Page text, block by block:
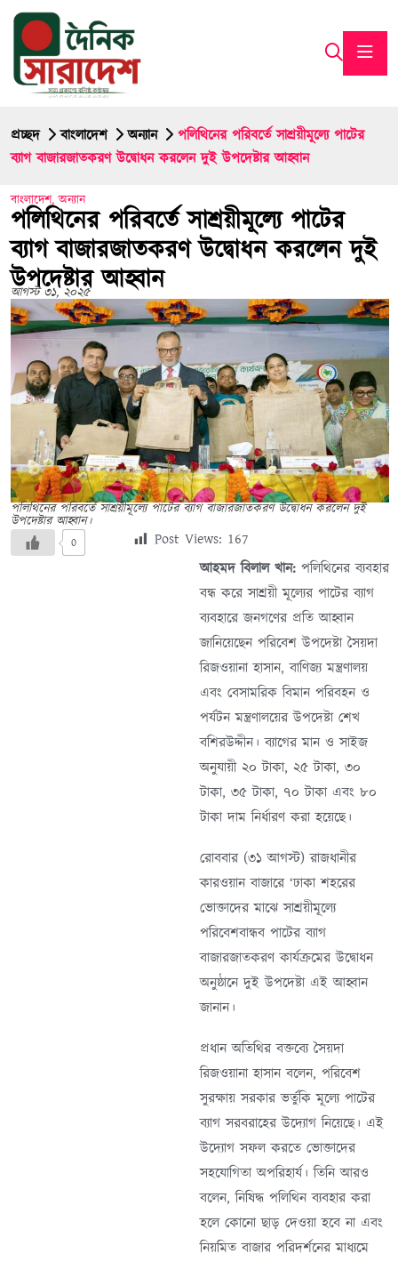
প্রচ্ছদ বাংলাদেশ অন্যান
পলিথিনের পরিবর্তে সাশ্রয়ীমূল্যে পাটের
ব্যাগ বাজারজাতকরণ উদ্বোধন করলেন দুই উপদেষ্টার আহ্বান
বাংলাদেশ,অন্যান
পলিথিনের পরিবর্তে সাশ্রয়ীমূল্যে পাটের
ব্যাগ বাজারজাতকরণ উদ্বোধন করলেন দুই
উপদেষ্টার আহ্বান
আগস্ট ৩১, ২০২৫
পলিথিনের পরিবর্তে সাশ্রয়ীমূল্যে পাটের ব্যাগ বাজারজাতকরণ উদ্বোধন করলেন দুই
উপদেষ্টার আহ্বান।
0 Post Views: 167
আহমদ বিলাল খান: পলিথিনের ব্যবহার
বন্ধ করে সাশ্রয়ী মূল্যের পাটের ব্যাগ
ব্যবহারে জনগণের প্রতি আহ্বান
জানিয়েছেন পরিবেশ উপদেষ্টা সৈয়দা
রিজওয়ানা হাসান, বাণিজ্য মন্ত্রণালয়
এবং বেসামরিক বিমান পরিবহন ও
পর্যটন মন্ত্রণালয়ের উপদেষ্টা শেখ
বশিরউদ্দীন। ব্যাগের মান ও সাইজ
অনুযায়ী ২০ টাকা, ২৫ টাকা, ৩০
টাকা, ৩৫ টাকা, ৭০ টাকা এবং ৮০
টাকা দাম নির্ধারণ করা হয়েছে।
রোববার (৩১ আগস্ট) রাজধানীর
কারওয়ান বাজারে ‘ঢাকা শহরের
ভোক্তাদের মাঝে সাশ্রয়ীমূল্যে
পরিবেশবান্ধব পাটের ব্যাগ
বাজারজাতকরণ কার্যক্রমের উদ্বোধন
অনুষ্ঠানে দুই উপদেষ্টা এই আহ্বান
জানান।
প্রধান অতিথির বক্তব্যে সৈয়দা
রিজওয়ানা হাসান বলেন, পরিবেশ
সুরক্ষায় সরকার ভর্তুকি মূল্যে পাটের
ব্যাগ সরবরাহের উদ্যোগ নিয়েছে। এই
উদ্যোগ সফল করতে ভোক্তাদের
সহযোগিতা অপরিহার্য। তিনি আরও
বলেন, নিষিদ্ধ পলিথিন ব্যবহার করা
হলে কোনো ছাড় দেওয়া হবে না এবং
নিয়মিত বাজার পরিদর্শনের মাধ্যমে